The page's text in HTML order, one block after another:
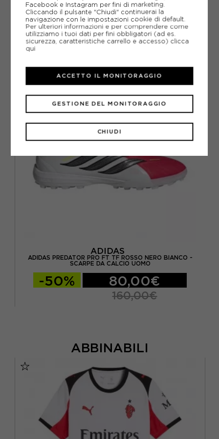
Come ordinare la taglia giusta?
ADIDAS
ADIDAS PREDATOR PRO FT TF ROSSO NERO BIANCO -
SCARPE DA CALCIO UOMO
-50% 80,00€
160,00€
ABBINABILI
Facebook e Instagram per fini di marketing.
Cliccando il pulsante "Chiudi" continuerai la
navigazione con le impostazioni cookie di default.
Per ulteriori informazioni e per comprendere come
utilizziamo i tuoi dati per fini obbligatori (ad es.
sicurezza, caratteristiche carrello e accesso) clicca
qui
CHIUDI
GESTIONE DEL MONITORAGGIO
ACCETTO IL MONITORAGGIO